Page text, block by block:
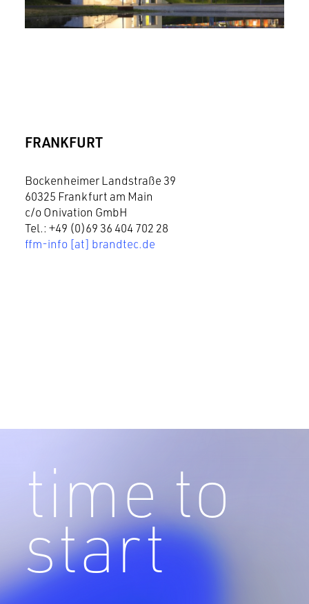
FRANKFURT
Bockenheimer Landstraße 39
60325 Frankfurt am Main
c/o Onivation GmbH
Tel.: +49 (0)69 36 404 702 28
ffm-info [at] brandtec.de
time to
start